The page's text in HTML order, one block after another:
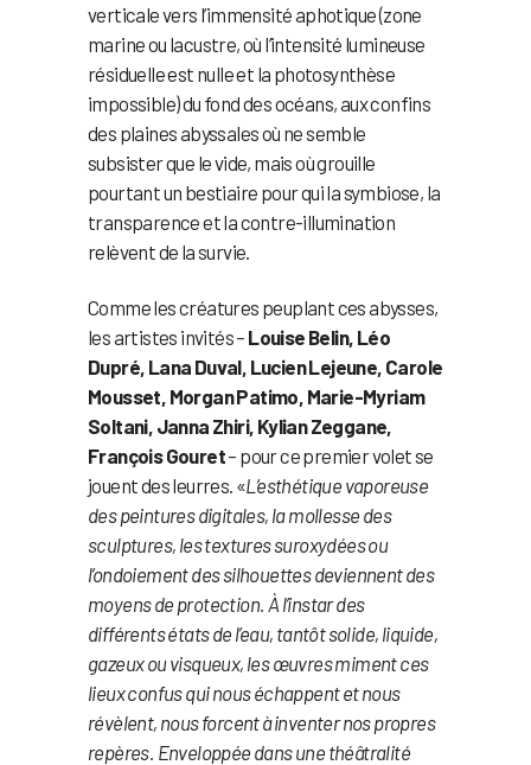
verticale vers l’immensité aphotique (zone
marine ou lacustre, où l’intensité lumineuse
résiduelle est nulle et la photosynthèse
impossible) du fond des océans, aux confins
des plaines abyssales où ne semble
subsister que le vide, mais où grouille
pourtant un bestiaire pour qui la symbiose, la
transparence et la contre-illumination
relèvent de la survie.
Comme les créatures peuplant ces abysses,
les artistes invités – Louise Belin, Léo
Dupré, Lana Duval, Lucien Lejeune, Carole
Mousset, Morgan Patimo, Marie-Myriam
Soltani, Janna Zhiri, Kylian Zeggane,
François Gouret– pour ce premier volet se
jouent des leurres. «L’esthétique vaporeuse
des peintures digitales, la mollesse des
sculptures, les textures suroxydées ou
l’ondoiement des silhouettes deviennent des
moyens de protection. À l’instar des
différents états de l’eau, tantôt solide, liquide,
gazeux ou visqueux, les œuvres miment ces
lieux confus qui nous échappent et nous
révèlent, nous forcent à inventer nos propres
repères. Enveloppée dans une théâtralité